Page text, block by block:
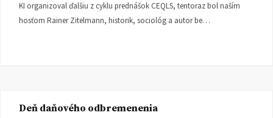
KI organizoval ďalšiu z cyklu prednášok CEQLS, tentoraz bol naším
hosťom Rainer Zitelmann, historik, sociológ a autor be…
Deň daňového odbremenenia